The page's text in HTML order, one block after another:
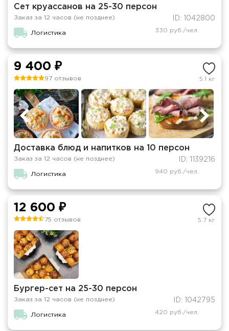
Сет круассанов на 25-30 персон
Заказ за 12 часов (не позднее) ID: 1042800
Логистика 330 руб./чел.
9 400 ₽
97 отзывов 5.1 кг
Доставка блюд и напитков на 10 персон
Заказ за 12 часов (не позднее) ID: 1139216
Логистика 940 руб./чел.
12 600 ₽
75 отзывов 5.7 кг
Бургер-сет на 25-30 персон
Заказ за 12 часов (не позднее) ID: 1042795
Логистика 420 руб./чел.